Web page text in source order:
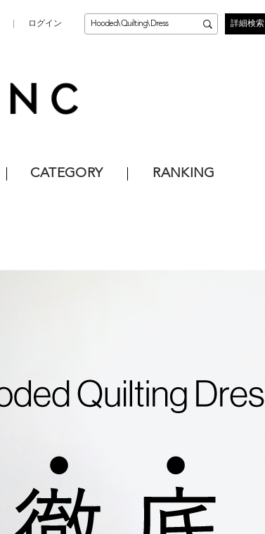
ログイン 詳細検索
CATEGORY RANKING